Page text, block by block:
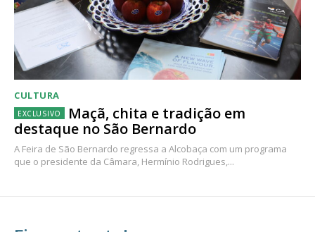
CULTURA
Maçã, chita e tradição em
destaque no São Bernardo
A Feira de São Bernardo regressa a Alcobaça com um programa
que o presidente da Câmara, Hermínio Rodrigues,...